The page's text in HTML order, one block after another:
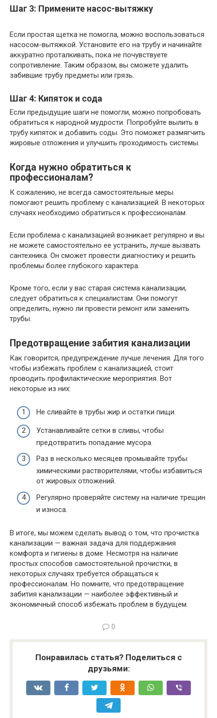
Шаг 3: Примените насос-вытяжку
Если простая щетка не помогла, можно воспользоваться
насосом-вытяжкой. Установите его на трубу и начинайте
аккуратно проталкивать, пока не почувствуете
сопротивление. Таким образом, вы сможете удалить
забившие трубу предметы или грязь.
Шаг 4: Кипяток и сода
Если предыдущие шаги не помогли, можно попробовать
обратиться к народной мудрости. Попробуйте вылить в
трубу кипяток и добавить соды. Это поможет размягчить
жировые отложения и улучшить проходимость системы.
Когда нужно обратиться к
профессионалам?
К сожалению, не всегда самостоятельные меры
помогают решить проблему с канализацией. В некоторых
случаях необходимо обратиться к профессионалам.
Если проблема с канализацией возникает регулярно и вы
не можете самостоятельно ее устранить, лучше вызвать
сантехника. Он сможет провести диагностику и решить
проблемы более глубокого характера.
Кроме того, если у вас старая система канализации,
следует обратиться к специалистам. Они помогут
определить, нужно ли провести ремонт или заменить
трубы.
Предотвращение забития канализации
Как говорится, предупреждение лучше лечения. Для того
чтобы избежать проблем с канализацией, стоит
проводить профилактические мероприятия. Вот
некоторые из них:
Не сливайте в трубы жир и остатки пищи.
Устанавливайте сетки в сливы, чтобы
предотвратить попадание мусора.
Раз в несколько месяцев промывайте трубы
химическими растворителями, чтобы избавиться
от жировых отложений.
Регулярно проверяйте систему на наличие трещин
и износа.
В итоге, мы можем сделать вывод о том, что прочистка
канализации — важная задача для поддержания
комфорта и гигиены в доме. Несмотря на наличие
простых способов самостоятельной прочистки, в
некоторых случаях требуется обращаться к
профессионалам. Но помните, что предотвращение
забития канализации — наиболее эффективный и
экономичный способ избежать проблем в будущем.
0
Понравилась статья? Поделиться с
друзьями: